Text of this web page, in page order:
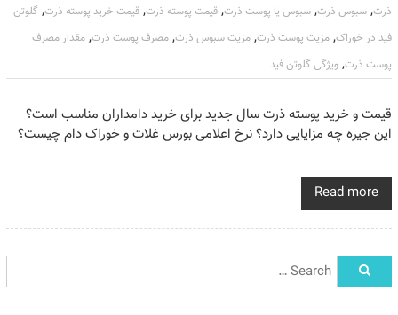
ذرت, سبوس ذرت, سبوس یا پوست ذرت, قیمت پوسته ذرت, قیمت خرید پوسته ذرت, گلوتن
فید در خوراک, مزیت پوست ذرت, مزیت سبوس ذرت, مصرف پوست ذرت, مقدار مصرف
پوست ذرت, ویژگی گلوتن فید
قیمت و خرید پوسته ذرت سال جدید برای خرید دامداران مناسب است؟
این جیره چه مزایایی دارد؟ نرخ اعلامی بورس غلات و خوراک دام چیست؟
Read more